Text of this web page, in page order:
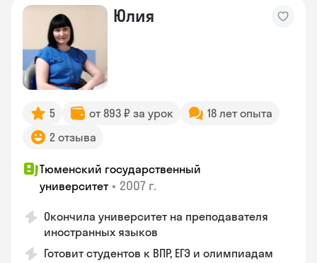
Юлия
5 от 893 ₽ за урок
18 лет опыта
2 отзыва
Тюменский государственный
университет • 2007 г.
Окончила университет на преподавателя
иностранных языков
Готовит студентов к ВПР, ЕГЭ и олимпиадам